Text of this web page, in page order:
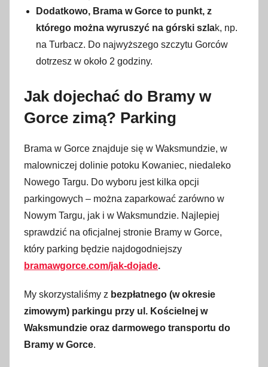
Dodatkowo, Brama w Gorce to punkt, z
którego można wyruszyć na górski szlak, np.
na Turbacz. Do najwyższego szczytu Gorców
dotrzesz w około 2 godziny.
Jak dojechać do Bramy w
Gorce zimą? Parking
Brama w Gorce znajduje się w Waksmundzie, w
malowniczej dolinie potoku Kowaniec, niedaleko
Nowego Targu. Do wyboru jest kilka opcji
parkingowych – można zaparkować zarówno w
Nowym Targu, jak i w Waksmundzie. Najlepiej
sprawdzić na oficjalnej stronie Bramy w Gorce,
który parking będzie najdogodniejszy
bramawgorce.com/jak-dojade.
My skorzystaliśmy z bezpłatnego (w okresie
zimowym) parkingu przy ul. Kościelnej w
Waksmundzie oraz darmowego transportu do
Bramy w Gorce.